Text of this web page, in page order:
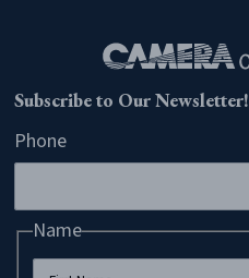
Subscribe to Our Newsletter!
Phone
Name